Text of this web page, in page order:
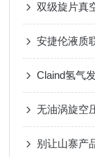
双级旋片真
安捷伦液质
无油涡旋空